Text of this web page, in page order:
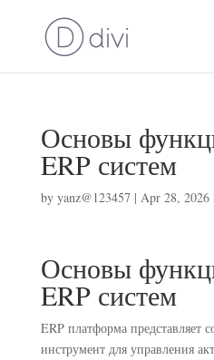
Основы
ERP систем
by yanz@123457| Apr 28, 2026|
Основы
ERP систем
ERP платформа представляет
инструмент для управления